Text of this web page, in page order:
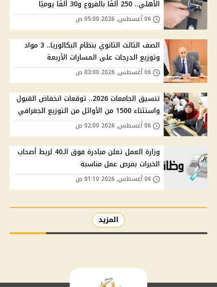
الأهلي.. 250 ألفًا بالفروع و30 ألفًا يوميًا
الصف الثالث الثانوي بنظام البكالوريا.. 3 مواد
وتوزيع الدرجات على المسارات الأربعة
تنسيق الجامعات 2026.. توقعات انخفاض القبول
واستثناء 1500 من الأوائل من التوزيع الجغرافي
وزارة العمل تعلن مبادرة فوق الـ40 لربط أصحاب
الخبرات بفرص عمل مناسبة
المزيد